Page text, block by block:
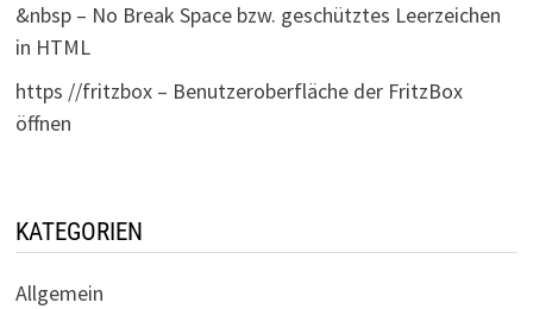
&nbsp – No Break Space bzw. geschütztes Leerzeichen
in HTML
https //fritzbox – Benutzeroberfläche der FritzBox
öffnen
KATEGORIEN
Allgemein